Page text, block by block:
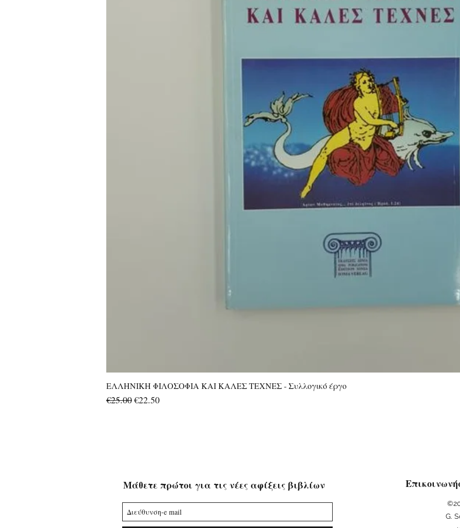
Quick View
ΕΛΛΗΝΙΚΗ ΦΙΛΟΣΟΦΙΑ ΚΑΙ ΚΑΛΕΣ ΤΕΧΝΕΣ - Συλλογικό έργο
Regular Price
€25.00Sale Price
€22.50
Μάθετε πρώτοι για τις νέες αφίξεις βιβλίων
G.